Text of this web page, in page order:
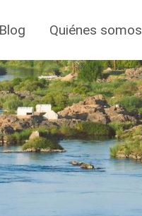
Blog Quiénes somos